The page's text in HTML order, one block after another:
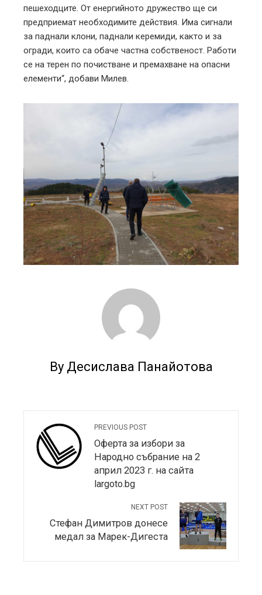
пешеходците. От енергийното дружество ще си
предприемат необходимите действия. Има сигнали
за паднали клони, паднали керемиди, както и за
огради, които са обаче частна собственост. Работи
се на терен по почистване и премахване на опасни
елементи“, добави Милев.
By Десислава Панайотова
PREVIOUS POST
Оферта за избори за
Народно събрание на 2
април 2023 г. на сайта
largoto.bg
NEXT POST
Стефан Димитров донесе
медал за Марек-Дигеста